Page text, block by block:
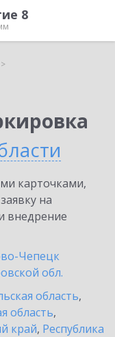
8
карточками,
на
внедрение
Чепецк
обл.
область,
область,
край, Республика